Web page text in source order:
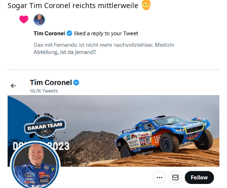
Sogar Tim Coronel reichts mittlerweile